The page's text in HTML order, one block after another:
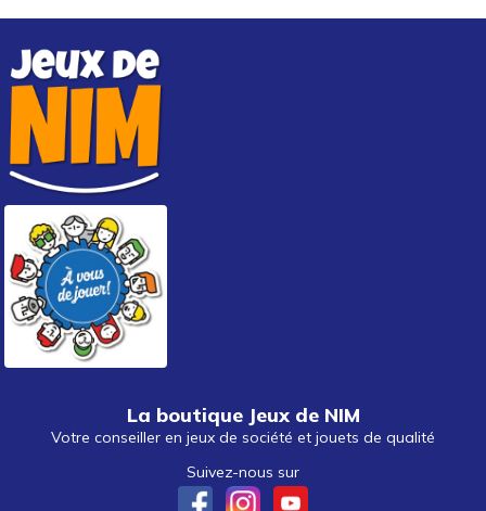
La boutique Jeux de NIM
Votre conseiller en jeux de société et jouets de qualité
Suivez-nous sur